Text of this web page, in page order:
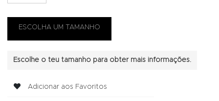
Escolhe o teu tamanho para obter mais informações.
Adicionar aos Favoritos